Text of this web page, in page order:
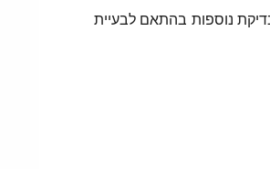
נוספות בהתאם לבעיית